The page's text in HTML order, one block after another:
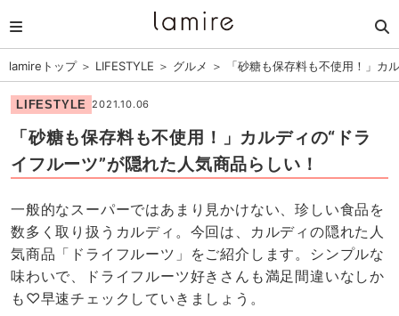
lamireトップ＞ LIFESTYLE ＞ グルメ ＞ 「砂糖も保存料も不使用！」カ
LIFESTYLE 2021.10.06
「砂糖も保存料も不使用！」カルディの“ドラ
イフルーツ”が隠れた人気商品らしい！
一般的なスーパーではあまり見かけない、珍しい食品を
数多く取り扱うカルディ。今回は、カルディの隠れた人
気商品「ドライフルーツ」をご紹介します。シンプルな
味わいで、ドライフルーツ好きさんも満足間違いなしか
も♡早速チェックしていきましょう。